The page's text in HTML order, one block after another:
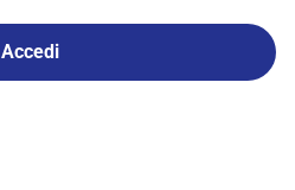
Accedi